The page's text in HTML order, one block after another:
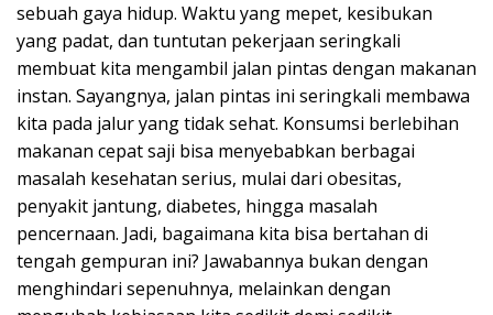
sebuah gaya hidup. Waktu yang mepet, kesibukan
yang padat, dan tuntutan pekerjaan seringkali
membuat kita mengambil jalan pintas dengan makanan
instan. Sayangnya, jalan pintas ini seringkali membawa
kita pada jalur yang tidak sehat. Konsumsi berlebihan
makanan cepat saji bisa menyebabkan berbagai
masalah kesehatan serius, mulai dari obesitas,
penyakit jantung, diabetes, hingga masalah
pencernaan. Jadi, bagaimana kita bisa bertahan di
tengah gempuran ini? Jawabannya bukan dengan
menghindari sepenuhnya, melainkan dengan